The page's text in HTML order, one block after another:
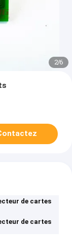
2/6
de cartes
de cartes